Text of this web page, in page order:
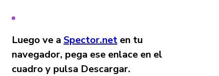
Luego ve a Spector.net en tu
navegador, pega ese enlace en el
cuadro y pulsa Descargar.